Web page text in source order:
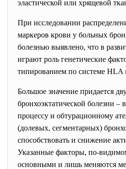
эластической или хрящевой
При исследовании
маркеров крови у больных
болезнью выявлено, что в
играют роль генетические
типированием по системе НLA
Большое значение придается
бронхоэктатической болезни –
процессу и обтурационному
(долевых, сегментарных)
способствовать и снижение
Указанные факторы, по-
основными и лишь меняются